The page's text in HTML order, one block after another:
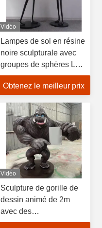
Vidéo
Lampes de sol en résine
noire sculpturale avec
groupes de sphères LED
pour les intérieurs de
luxe
Obtenez le meilleur prix
Vidéo
Sculpture de gorille de
dessin animé de 2m
avec des
caractéristiques